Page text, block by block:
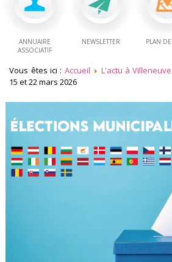
ANNUAIRE
ASSOCIATIF
NEWSLETTER PLAN
Vous êtes ici : Accueil L'actu à Villeneuve
15 et 22 mars 2026